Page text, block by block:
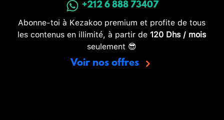
+212 6 888 73407
Abonne-toi à Kezakoo premium et profite de tous
les contenus en illimité, à partir de 120 Dhs / mois
seulement 😎
Voir nos offres